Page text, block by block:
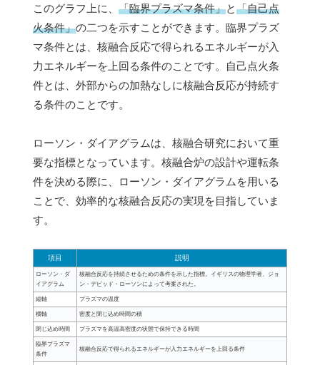
このグラフ上に、 「臨界プラズマ条件」と「自己点
火条件」の二つを示すことができます。臨界プラズ
マ条件とは、核融合反応で得られるエネルギーが入
力エネルギーを上回る条件のことです。自己点火条
件とは、外部からの加熱なしに核融合反応が持続す
る条件のことです。
ローソン・ダイアグラムは、核融合研究において重
要な指標となっています。核融合炉の設計や運転条
件を決める際に、ローソン・ダイアグラムを用いる
ことで、効率的な核融合反応の実現を目指していま
す。
項目 説明
ローソン・ダ
イアグラム
核融合反応を持続させるための条件を示した指標。イギリスの物理学者、ジョ
ン・デビッド・ローソンによって考案された。
縦軸 プラズマの温度
横軸 密度と閉じ込め時間の積
閉じ込め時間 プラズマを高温高密度の状態で保持できる時間
臨界プラズマ
条件
核融合反応で得られるエネルギーが入力エネルギーを上回る条件